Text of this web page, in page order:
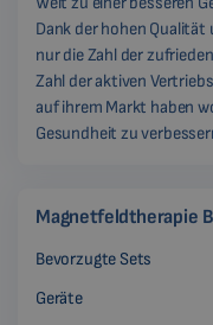
Dank der hohen
nur die Zahl der
Zahl der aktiven
auf ihrem Markt haben
Gesundheit zu
Magnetfeldtherapie
Bevorzugte Sets
Geräte